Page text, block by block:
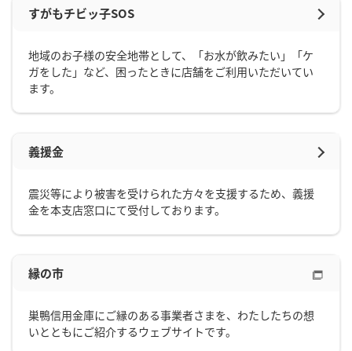
すがもチビッ子SOS
地域のお子様の安全地帯として、「お水が飲みたい」「ケ
ガをした」など、困ったときに店舗をご利用いただいてい
ます。
義援金
震災等により被害を受けられた方々を支援するため、義援
金を本支店窓口にて受付しております。
縁の市
巣鴨信用金庫にご縁のある事業者さまを、わたしたちの想
いとともにご紹介するウェブサイトです。